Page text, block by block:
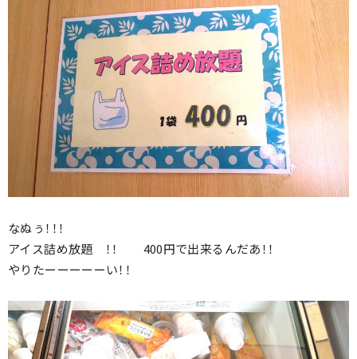
なぬぅ！！！
アイス詰め放題 ！！ 400円で出来るんだあ！！
やりたーーーーーい！！